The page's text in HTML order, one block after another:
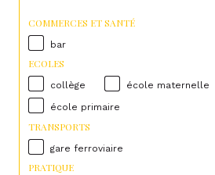
COMMERCES ET SANTÉ
bar
ECOLES
collège école maternelle
école primaire
TRANSPORTS
gare ferroviaire
PRATIQUE